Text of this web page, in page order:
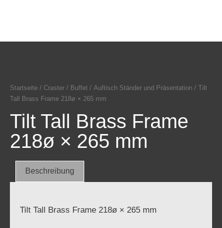
Startseite / Craster / Buffet / Auftisch Ständer und Präsentation / Tilt
Tall Brass Frame 218ø × 265 mm
Tilt Tall Brass Frame
218ø × 265 mm
Beschreibung
Tilt Tall Brass Frame 218ø × 265 mm